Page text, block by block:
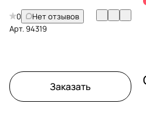
0
Нет отзывов
Арт.94319
Заказать